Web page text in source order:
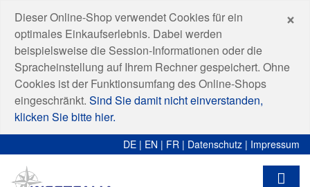
×
Dieser Online-Shop verwendet Cookies für ein
optimales Einkaufserlebnis. Dabei werden
beispielsweise die Session-Informationen oder die
Spracheinstellung auf Ihrem Rechner gespeichert. Ohne
Cookies ist der Funktionsumfang des Online-Shops
eingeschränkt. Sind Sie damit nicht einverstanden,
klicken Sie bitte hier.
DE | EN | FR | Datenschutz | Impressum